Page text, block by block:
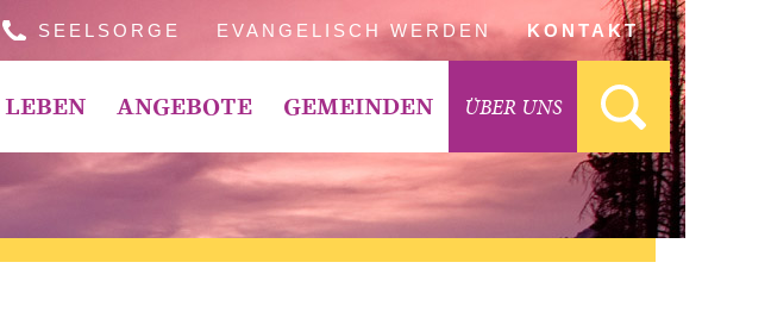
SEELSORGE EVANGELISCH WERDEN KONTAKT
ANGEBOTE GEMEINDEN ÜBER UNS